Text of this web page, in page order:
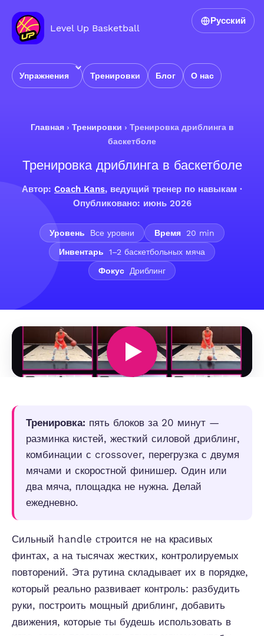
Level Up Basketball
Упражнения Тренировки Блог О нас
Русский
Главная› Тренировки › Тренировка дриблинга в
баскетболе
Тренировка дриблинга в баскетболе
Автор: Coach Kans, ведущий тренер по навыкам ·
Опубликовано: июнь 2026
Уровень Все уровни Время
20 min
Инвентарь
1–2 баскетбольных мяча
Фокус
Дриблинг
Тренировка: пять блоков за 20 минут —
разминка кистей, жесткий силовой дриблинг,
комбинации с crossover, перегрузка с двумя
мячами и скоростной финишер. Один или
два мяча, площадка не нужна. Делай
ежедневно.
Сильный handle строится не на красивых
финтах, а на тысячах жестких, контролируемых
повторений. Эта рутина складывает их в порядке,
который реально развивает контроль: разбудить
руки, построить мощный дриблинг, добавить
движения, которые ты будешь использовать в